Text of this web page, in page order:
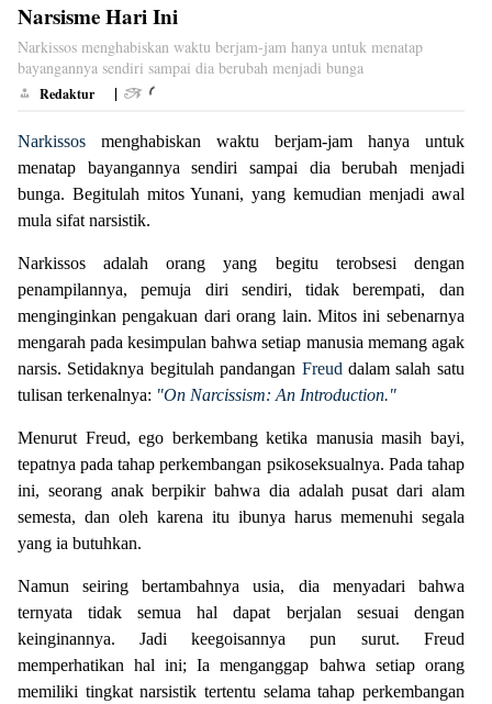
Narsisme Hari Ini
Narkissos menghabiskan waktu berjam-jam hanya untuk menatap
bayangannya sendiri sampai dia berubah menjadi bunga
Redaktur |
Narkissos menghabiskan waktu berjam-jam hanya untuk
menatap bayangannya sendiri sampai dia berubah menjadi
bunga. Begitulah mitos Yunani, yang kemudian menjadi awal
mula sifat narsistik.
Narkissos adalah orang yang begitu terobsesi dengan
penampilannya, pemuja diri sendiri, tidak berempati, dan
menginginkan pengakuan dari orang lain. Mitos ini sebenarnya
mengarah pada kesimpulan bahwa setiap manusia memang agak
narsis. Setidaknya begitulah pandangan Freud dalam salah satu
tulisan terkenalnya: "On Narcissism: An Introduction."
Menurut Freud, ego berkembang ketika manusia masih bayi,
tepatnya pada tahap perkembangan psikoseksualnya. Pada tahap
ini, seorang anak berpikir bahwa dia adalah pusat dari alam
semesta, dan oleh karena itu ibunya harus memenuhi segala
yang ia butuhkan.
Namun seiring bertambahnya usia, dia menyadari bahwa
ternyata tidak semua hal dapat berjalan sesuai dengan
keinginannya. Jadi keegoisannya pun surut. Freud
memperhatikan hal ini; Ia menganggap bahwa setiap orang
memiliki tingkat narsistik tertentu selama tahap perkembangan